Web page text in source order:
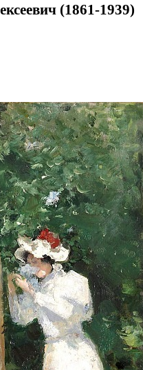
(1861-1939)